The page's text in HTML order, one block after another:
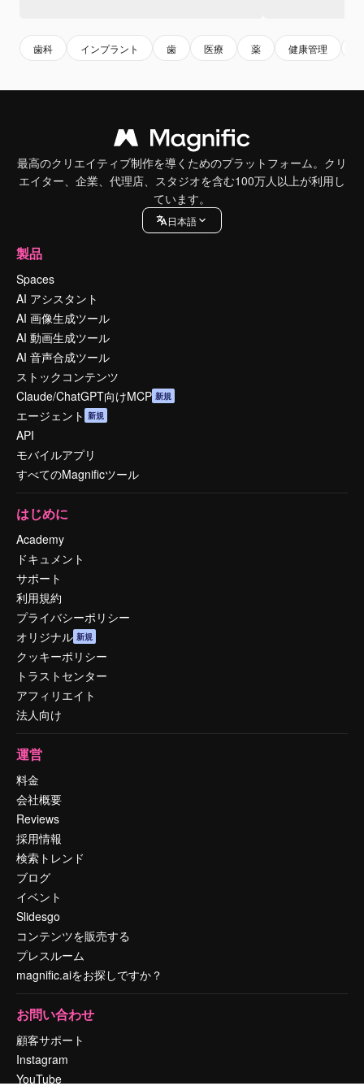
歯科 インプラント 歯 医療 薬 健康管理
最高のクリエイティブ制作を導くためのプラットフォーム。クリ
エイター、企業、代理店、スタジオを含む100万人以上が利用し
ています。
日本語
製品
Spaces
AI アシスタント
AI 画像生成ツール
AI 動画生成ツール
AI 音声合成ツール
ストックコンテンツ
Claude/ChatGPT向けMCP 新規
エージェント 新規
API
モバイルアプリ
すべてのMagnificツール
はじめに
Academy
ドキュメント
サポート
利用規約
プライバシーポリシー
オリジナル 新規
クッキーポリシー
トラストセンター
アフィリエイト
法人向け
運営
料金
会社概要
Reviews
採用情報
検索トレンド
ブログ
イベント
Slidesgo
コンテンツを販売する
プレスルーム
magnific.aiをお探しですか？
お問い合わせ
顧客サポート
Instagram
YouTube